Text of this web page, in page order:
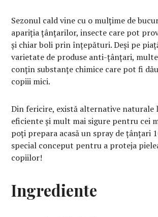
Sezonul cald vine cu o mulțime de
apariția țânțarilor, insecte care pot
și chiar boli prin înțepături. Deși pe
varietate de produse anti-țânțari,
conțin substanțe chimice care pot fi
copiii mici.
Din fericire, există alternative naturale
eficiente și mult mai sigure pentru cei
poți prepara acasă un spray de țânțari
special conceput pentru a proteja
copiilor!
Ingrediente